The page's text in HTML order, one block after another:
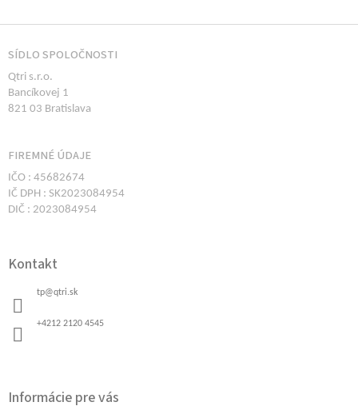
SÍDLO SPOLOČNOSTI
Qtri s.r.o.
Bancíkovej 1
821 03 Bratislava
FIREMNÉ ÚDAJE
IČO : 45682674
IČ DPH : SK2023084954
DIČ : 2023084954
Kontakt
tp@qtri.sk
+4212 2120 4545
Informácie pre vás